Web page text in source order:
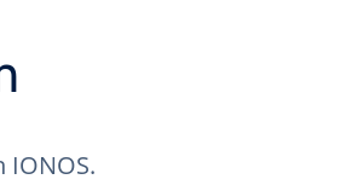
IONOS.